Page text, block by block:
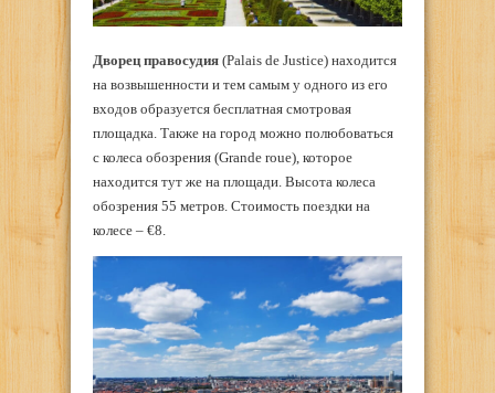
Дворец правосудия (Palais de Justice) находится
на возвышенности и тем самым у одного из его
входов образуется бесплатная смотровая
площадка. Также на город можно полюбоваться
с колеса обозрения (Grande roue), которое
находится тут же на площади. Высота колеса
обозрения 55 метров. Стоимость поездки на
колесе – €8.